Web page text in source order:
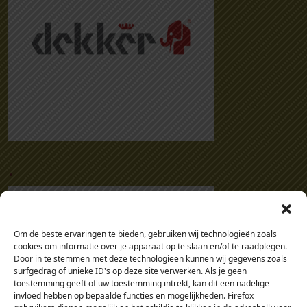
Om de beste ervaringen te bieden, gebruiken wij technologieën zoals
cookies om informatie over je apparaat op te slaan en/of te raadplegen.
Door in te stemmen met deze technologieën kunnen wij gegevens zoals
surfgedrag of unieke ID's op deze site verwerken. Als je geen
toestemming geeft of uw toestemming intrekt, kan dit een nadelige
invloed hebben op bepaalde functies en mogelijkheden. Firefox
.